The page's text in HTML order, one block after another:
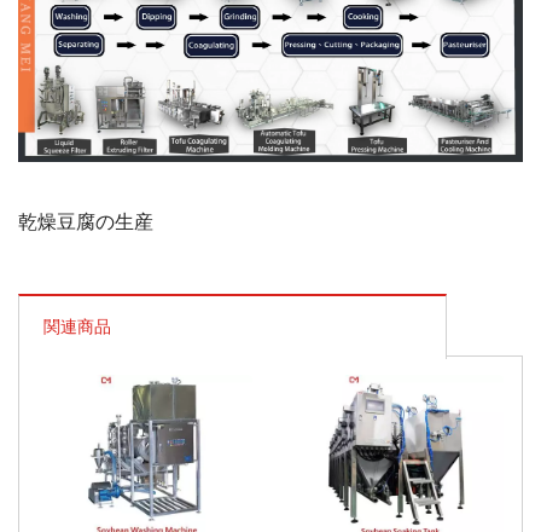
乾燥豆腐の生産
関連商品